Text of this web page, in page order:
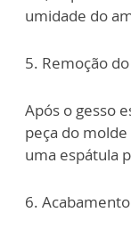
umidade do
5. Remoção
Após o gesso
peça do
uma espátula
6.